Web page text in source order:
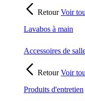
RetourVoir
Lavabos à main
Accessoires de
RetourVoir
Produits d'entretien